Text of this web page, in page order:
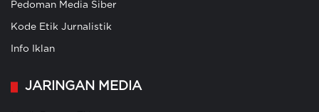
Pedoman Media Siber
Kode Etik Jurnalistik
Info Iklan
JARINGAN MEDIA